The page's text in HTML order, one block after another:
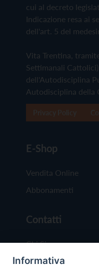
cui al decreto
Indicazione resa ai
dell'art. 5 del
Vita Trentina,
Settimanali
dell'Autodisciplina
Autodisciplina della
E-Shop
Vendita Online
Abbonamenti
Contatti
Chi Siamo
Redazione
Informativa